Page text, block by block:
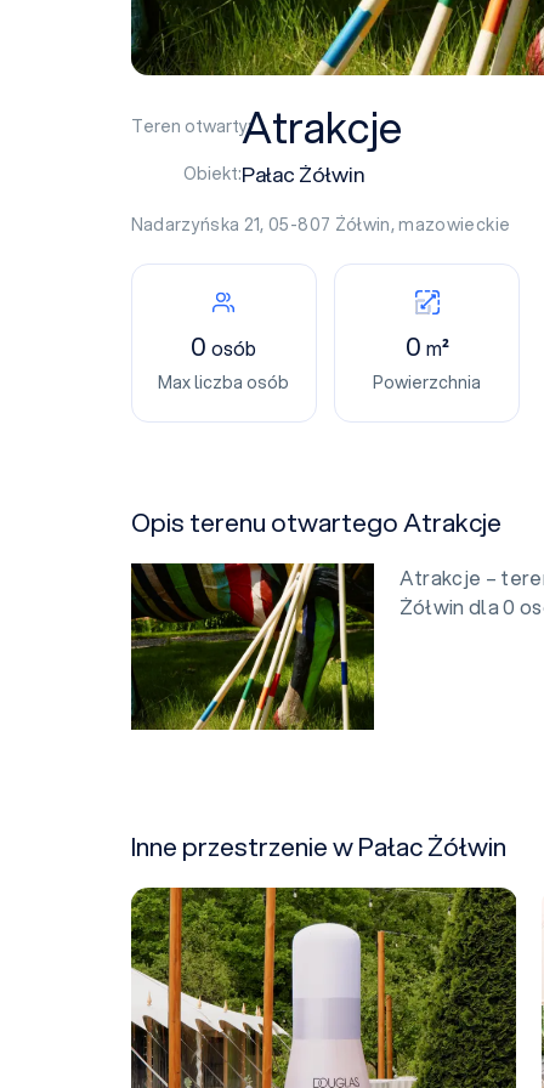
Teren otwarty:Atrakcje
Obiekt:Pałac Żółwin
Nadarzyńska 21, 05-807 Żółwin,mazowieckie
0osób
Max liczba osób
0 m²
Powierzchnia
Opis terenu otwartego Atrakcje
Atrakcje –
Żółwin dla 0
Inne przestrzenie w Pałac Żółwin